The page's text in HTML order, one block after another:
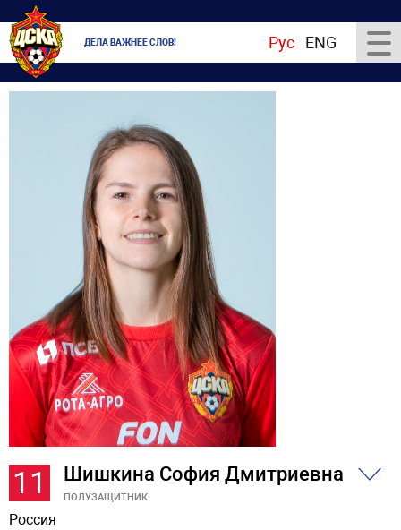
ДЕЛА ВАЖНЕЕ СЛОВ! Рус ENG
11 Шишкина София Дмитриевна
ПОЛУЗАЩИТНИК
Россия